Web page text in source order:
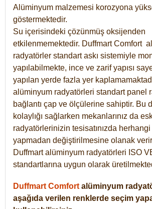
Alüminyum malzemesi korozyona
göstermektedir.
Su içerisindeki çözünmüş oksijenden
etkilenmemektedir. DuffmartComfort
radyatörler standart askı sistemiyle
yapılabilmekte, ince ve zarif yapısı
yapılan yerde fazla yer
alüminyum radyatörleri standart panel
bağlantı çap ve ölçülerine sahiptir. Bu
kolaylığı sağlarken mekanlarınız da
radyatörlerinizin tesisatınızda
yapmadan değiştirilmesine olanak
Duffmart alüminyum radyatörleri ISO
standartlarına uygun olarak
Duffmart Comfort alüminyum
aşağıda verilen renklerde seçim